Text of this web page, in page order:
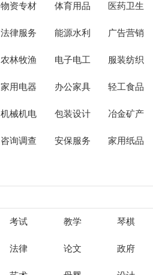
物资专材 体育用品 医药卫生
法律服务 能源水利 广告营销
农林牧渔 电子电工 服装纺织
家用电器 办公家具 轻工食品
机械机电 包装设计 冶金矿产
咨询调查 安保服务 家用纸品
考试 教学 琴棋
法律 论文 政府